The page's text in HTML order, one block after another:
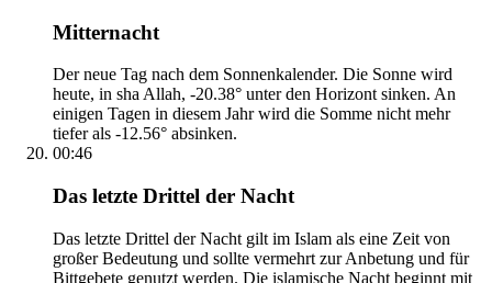
Mitternacht
Der neue Tag nach dem Sonnenkalender. Die Sonne wird
heute, in sha Allah, -20.38° unter den Horizont sinken. An
einigen Tagen in diesem Jahr wird die Somme nicht mehr
tiefer als -12.56° absinken.
00:46
Das letzte Drittel der Nacht
Das letzte Drittel der Nacht gilt im Islam als eine Zeit von
großer Bedeutung und sollte vermehrt zur Anbetung und für
Bittgebete genutzt werden. Die islamische Nacht beginnt mit